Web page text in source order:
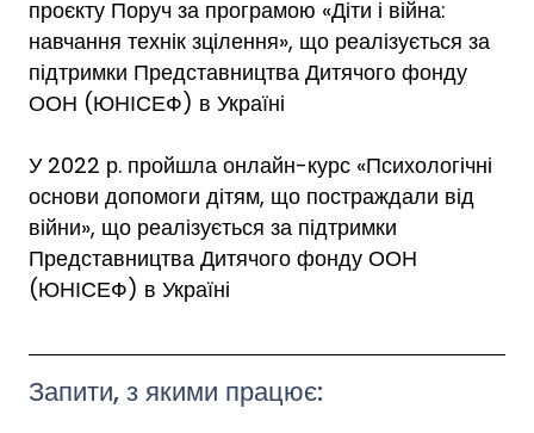
проєкту Поруч за програмою «Діти і війна:
навчання технік зцілення», що реалізується за
підтримки Представництва Дитячого фонду
ООН (ЮНІСЕФ) в Україні
У 2022 р. пройшла онлайн-курс «Психологічні
основи допомоги дітям, що постраждали від
війни», що реалізується за підтримки
Представництва Дитячого фонду ООН
(ЮНІСЕФ) в Україні
Запити, з якими працює: